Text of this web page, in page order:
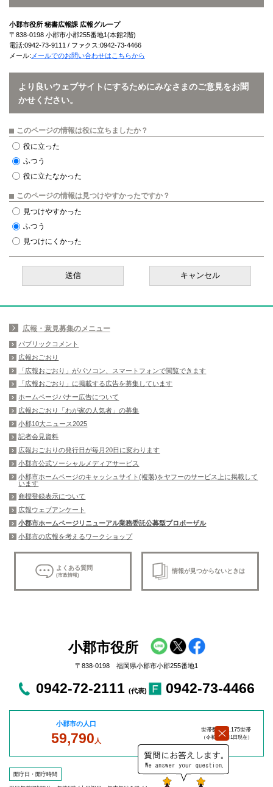
小郡市役所 秘書広報課 広報グループ
〒838-0198 小郡市小郡255番地1(本館2階)
電話:0942-73-9111 / ファクス:0942-73-4466
メール: メールでのお問い合わせはこちらから
より良いウェブサイトにするためにみなさまのご意見をお聞
かせください。
このページの情報は役に立ちましたか？
役に立った
ふつう
役に立たなかった
このページの情報は見つけやすかったですか？
見つけやすかった
ふつう
見つけにくかった
広報・意見募集のメニュー
パブリックコメント
広報おごおり
「広報おごおり」がパソコン、スマートフォンで閲覧できます
「広報おごおり」に掲載する広告を募集しています
ホームページバナー広告について
広報おごおり「わが家の人気者」の募集
小郡10大ニュース2025
記者会見資料
広報おごおりの発行日が毎月20日に変わります
小郡市公式ソーシャルメディアサービス
小郡市ホームページのキャッシュサイト(複製)をヤフーのサービス上に掲載して
います
商標登録表示について
広報ウェブアンケート
小郡市ホームページリニューアル業務委託公募型プロポーザル
小郡市の広報を考えるワークショップ
よくある質問
(市政情報)
情報が見つからないときは
小郡市役所
〒838-0198 福岡県小郡市小郡255番地1
0942-72-2111 (代表) 0942-73-4466
小郡市の人口
59,790 人
世帯数：27,175世帯
（令和8年8月1日現在）
開庁日・開庁時間